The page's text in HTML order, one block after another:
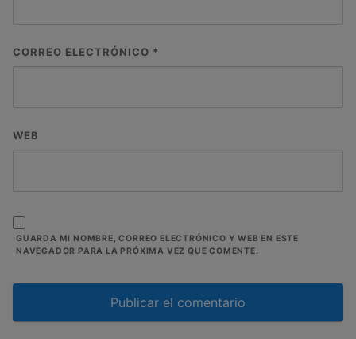
CORREO ELECTRÓNICO *
WEB
GUARDA MI NOMBRE, CORREO ELECTRÓNICO Y WEB EN ESTE
NAVEGADOR PARA LA PRÓXIMA VEZ QUE COMENTE.